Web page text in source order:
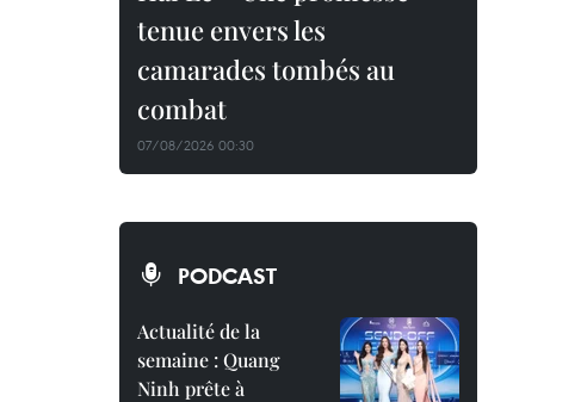
tenue envers les
camarades tombés au
combat
07/08/2026 00:30
PODCAST
Actualité de la
semaine : Quang
Ninh prête à